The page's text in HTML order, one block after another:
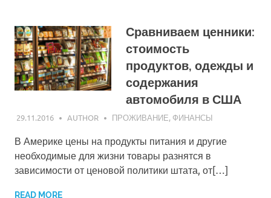
Сравниваем ценники:
стоимость
продуктов, одежды и
содержания
автомобиля в США
29.11.2016 AUTHOR ПРОЖИВАНИЕ, ФИНАНСЫ
В Америке цены на продукты питания и другие
необходимые для жизни товары разнятся в
зависимости от ценовой политики штата, от[…]
READ MORE